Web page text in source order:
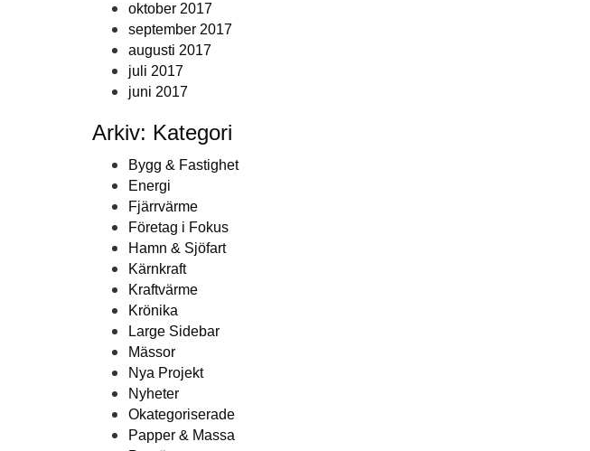
oktober 2017
september 2017
augusti 2017
juli 2017
juni 2017
Arkiv: Kategori
Bygg & Fastighet
Energi
Fjärrvärme
Företag i Fokus
Hamn & Sjöfart
Kärnkraft
Kraftvärme
Krönika
Large Sidebar
Mässor
Nya Projekt
Nyheter
Okategoriserade
Papper & Massa